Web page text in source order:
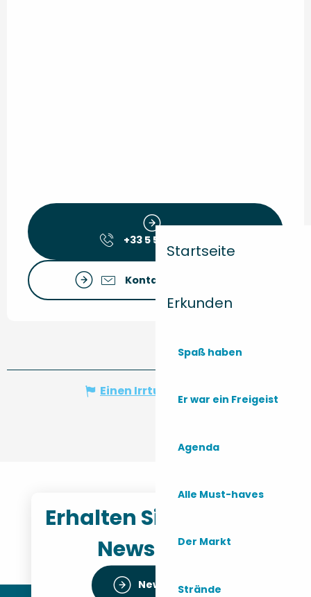
Startseite
Erkunden
Spaß haben
Er war ein Freigeist
Agenda
Alle Must-haves
Der Markt
Strände
+33 5 56 59 32
Kontaktieren Sie uns
Einen Irrtum angeben
Erhalten Sie unseren
Newsletter
Newsletter